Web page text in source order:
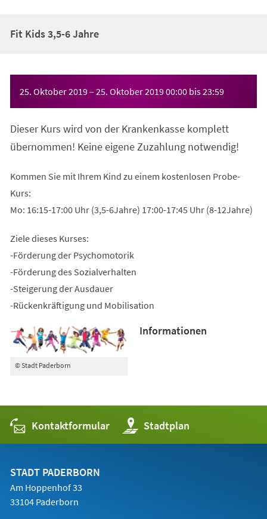
Fit Kids 3,5-6 Jahre
25. Oktober 2019– 25. Oktober 201900:00 bis23:59
Dieser Kurs wird von der Krankenkasse komplett
übernommen! Keine eigene Zuzahlung notwendig!
Kommen Sie mit Ihrem Kind zu einem kostenlosen Probe-
Kurs:
Mo: 16:15-17:00 Uhr (3,5-6Jahre) 17:00-17:45 Uhr (8-12Jahre)
Ziele dieses Kurses:
-Förderung der Psychomotorik
-Förderung des Sozialverhalten
-Steigerung der Ausdauer
-Rückenkräftigung und Mobilisation
© Stadt Paderborn
Informationen
Kontaktformular Stadtplan
(Öffnet
in
einem
STADT PADERBORN
Am Hoppenhof 33
33104 Paderborn